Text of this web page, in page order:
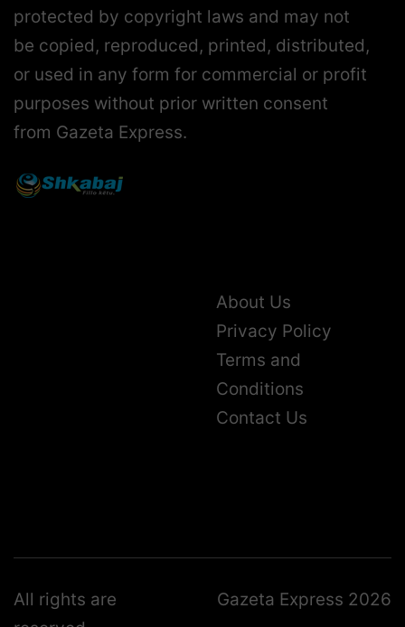
protected by copyright laws and may not
be copied, reproduced, printed, distributed,
or used in any form for commercial or profit
purposes without prior written consent
from Gazeta Express.
About Us
Privacy Policy
Terms and
Conditions
Contact Us
All rights are
Gazeta Express 2026